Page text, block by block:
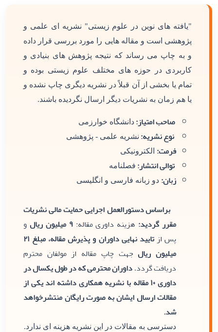
"یافته های نوین در علوم زیستی" نشریه ای علمی و
پژوهشی است و مقاله هایی را مورد بررسی قرار داده
و به چاپ می رساند که نتیجه پژوهش های بنیادی و
کاربردی در حوزه های مختلف علوم زیستی بوده و
تمام یا بخشی از آن قبلاً در نشریه دیگری چاپ نشده و
یا هم زمان به نشریات دیگر ارسال نگردیده باشند.
صاحب امتیاز: دانشگاه خوارزمی
نوع نشریه: نشریه علمی - پژوهشی
فرمت: الکترونیکی
توالی انتشار: فصلنامه
زبان: دو زبانه فارسی و انگلیسی
براساس دستورالعمل اجرایی حمایت مالی نشریات
مقرر گردید: هزینه داوری مقاله:۹ میلیون ریال
و
پس از
تایید نهایی داوران و پذیرش مقاله، مبلغ ۲۱
میلیون ریالجهت چاپ مقاله از مولفان محترم
دریافت گردد. داوران محترمی که در طول یکسال در
داوری ۱۰ مقاله با نشریه همکاری داشته اند یکی از
مقالات ارسال ایشان به صورت رایگان منتشرخواهد
شد.
دسترسی به مقالات در این نشریه هزینه ای ندارد.